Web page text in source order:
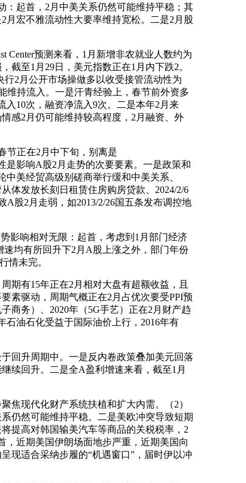
：起首，2月中美关系仍然可能维持平稳；其
月宏不雅流动性大要率维持宽松。二是2月股
预测来看，1月新增非农就业人数约为
截至1月29日，美元指数正在1月内下跌2。
2月公开市场操做多以收受接管流动性为
维持流入。一是汗青经验上，春节前外资多
入10次，融资净流入9次。二是本年2月来
感2月仍可能维持较高程度，2月融资、外
节正在2月中下旬，别离是
是影响A股2月走势的次要要素。一是政策和
美经贸高级别磋商举行缓和中美关系、
体发放长刻日租赁住房购房贷款、2024/2/6
股2月走弱，如2013/2/26国五条发布调控地
影响相对无限：起首，考虑到1月部门经济
速均有所回升下2月A股上涨之外，部门年份
情未完。
有15年正在2月相对大盘有超额收益，且
素驱动，周期气概正在2月占优次要受PPI预
商务）、2020年（5G手艺）正在2月财产趋
石油石化受益于国际油价上行，2016年有
回升周期中。一是反内卷政策叠加美元回落
续回升。二是全A盈利增速来看，截至1月
现代化财产系统扶植和扩大内需。（2）
仍然可能维持平稳。二是美欧冲突导致短期
提高对韩国输美汽车等商品的关税税率，2
，近期美国伊朗场面地步严重，近期美国向
现适合采纳步履的“机遇窗口”，届时伊以冲